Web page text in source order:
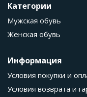
Категории
Мужская обувь
Женская обувь
Информация
Условия покупки и
Условия возврата и